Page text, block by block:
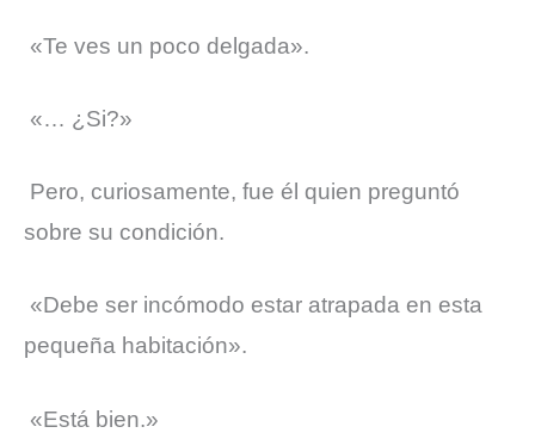
«Te ves un poco delgada».
«… ¿Si?»
Pero, curiosamente, fue él quien preguntó
sobre su condición.
«Debe ser incómodo estar atrapada en esta
pequeña habitación».
«Está bien.»